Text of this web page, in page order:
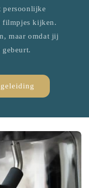
persoonlijke
filmpjes kijken.
maar omdat jij